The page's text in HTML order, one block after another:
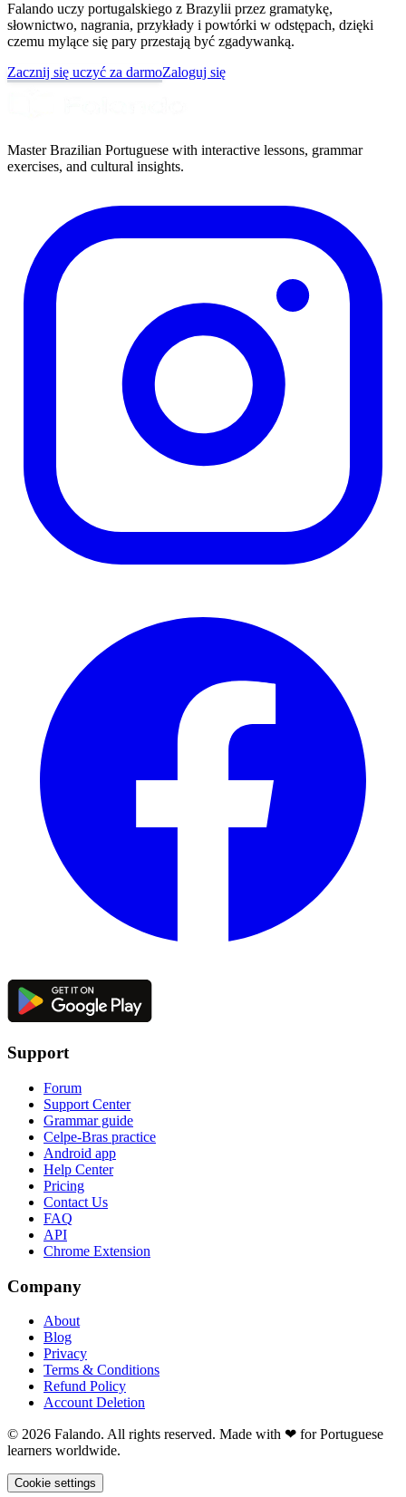
Falando uczy portugalskiego z Brazylii przez gramatykę,
słownictwo, nagrania, przykłady i powtórki w odstępach, dzięki
czemu mylące się pary przestają być zgadywanką.
Zacznij się uczyć za darmoZaloguj się
Master Brazilian Portuguese with interactive lessons, grammar
exercises, and cultural insights.
Support
Forum
Support Center
Grammar guide
Celpe-Bras practice
Android app
Help Center
Pricing
Contact Us
FAQ
API
Chrome Extension
Company
About
Blog
Privacy
Terms & Conditions
Refund Policy
Account Deletion
© 2026 Falando. All rights reserved. Made with ❤ for Portuguese
learners worldwide.
Cookie settings